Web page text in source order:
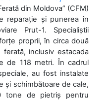
din Moldova” (CFM)
reparație și punerea în
Prut-1. Specialiștii
proprii, în circa două
inclusiv estacada
de 118 metri. În cadrul
au fost instalate
și schimbătoare de cale,
tone de pietriș pentru